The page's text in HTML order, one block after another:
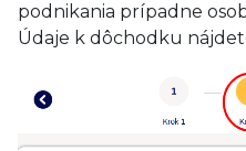
podnikania prípadne
Údaje k dôchodku